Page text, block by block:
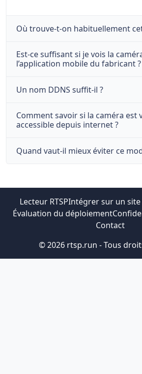
Où trouve-t-on habituellement
Est-ce suffisant si je vois la
l’application mobile du fabricant ?
Un nom DDNS suffit-il ?
Comment savoir si la caméra est
accessible depuis internet ?
Quand vaut-il mieux éviter ce
Lecteur RTSPIntégrer sur un site
Évaluation du déploiement
Contact
© 2026 rtsp.run - Tous